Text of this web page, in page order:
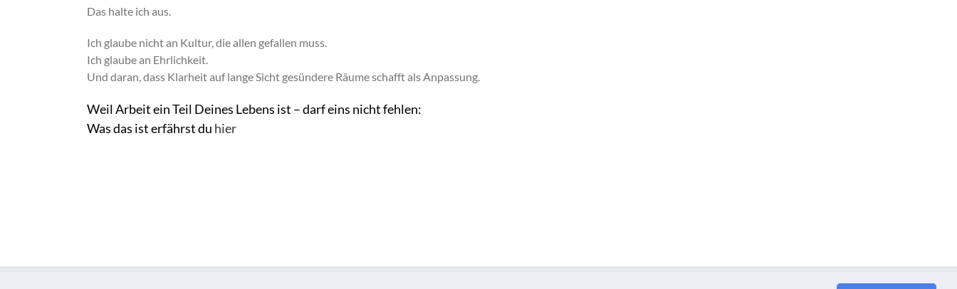
Das halte ich aus.
Ich glaube nicht an Kultur, die allen gefallen muss.
Ich glaube an Ehrlichkeit.
Und daran, dass Klarheit auf lange Sicht gesündere Räume schafft als Anpassung.
Weil Arbeit ein Teil Deines Lebens ist – darf eins nicht fehlen:
Was das ist erfährst du hier